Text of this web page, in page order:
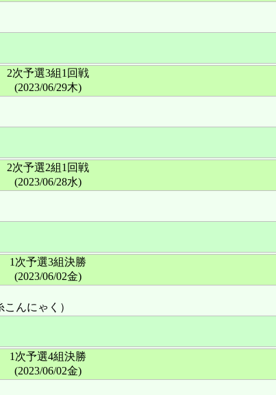
2次予選3組1回戦
(2023/06/29木)
2次予選2組1回戦
(2023/06/28水)
1次予選3組決勝
(2023/06/02金)
んにゃく）
1次予選4組決勝
(2023/06/02金)